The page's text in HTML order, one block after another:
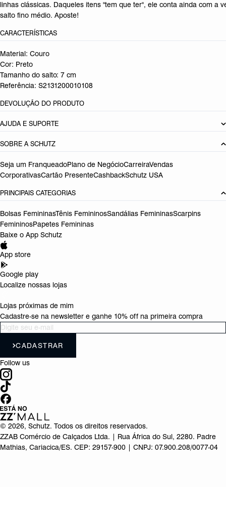
linhas clássicas. Daqueles itens "tem que ter", ele conta ainda com a
salto fino médio. Aposte!
CARACTERÍSTICAS
Material: Couro
Cor: Preto
Tamanho do salto: 7 cm
Referência: S2131200010108
DEVOLUÇÃO DO PRODUTO
AJUDA E SUPORTE
SOBRE A SCHUTZ
Seja um FranqueadoPlano de NegócioCarreiraVendas
CorporativasCartão PresenteCashbackSchutz USA
PRINCIPAIS CATEGORIAS
Bolsas FemininasTênis FemininosSandálias FemininasScarpins
FemininosPapetes Femininas
Baixe o App Schutz
App store
Google play
Localize nossas lojas
Lojas próximas de mim
Cadastre-se na newsletter e ganhe 10% off na primeira compra
CADASTRAR
Follow us
© 2026, Schutz. Todos os direitos reservados.
ZZAB Comércio de Calçados Ltda. | Rua África do Sul, 2280. Padre
Mathias, Cariacica/ES. CEP: 29157-900 | CNPJ: 07.900.208/0077-04